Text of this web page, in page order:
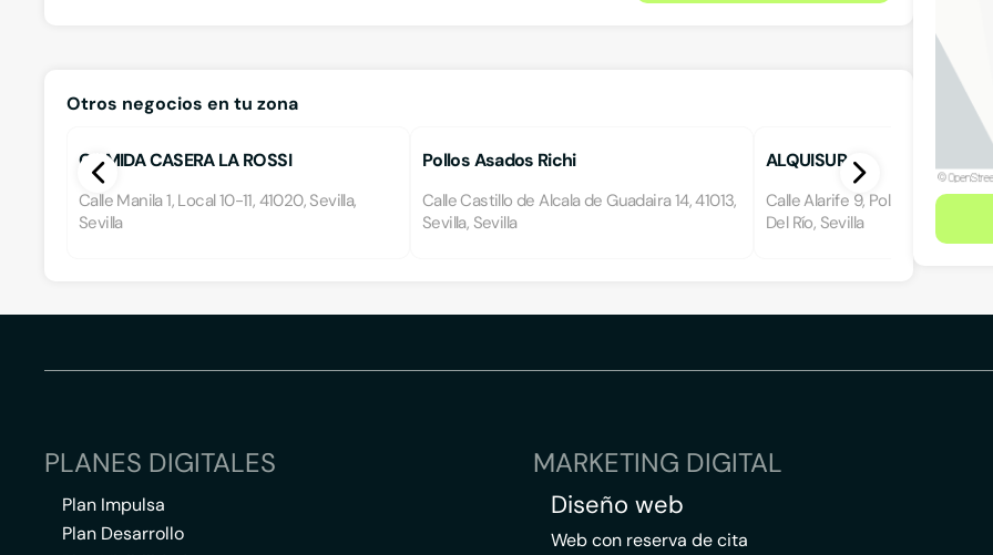
Otros negocios en tu zona
COMIDA CASERA LA ROSSI
Calle Manila 1, Local 10-11, 41020, Sevilla,
Sevilla
Pollos Asados Richi
Calle Castillo de Alcala de Guadaira 14, 41013,
Sevilla, Sevilla
ALQUISUR
Calle Alarife 9, Pol. Ind.
Del Río, Sevilla
PLANES DIGITALES
Plan Impulsa
Plan Desarrollo
MARKETING DIGITAL
Diseño web
Web con reserva de cita